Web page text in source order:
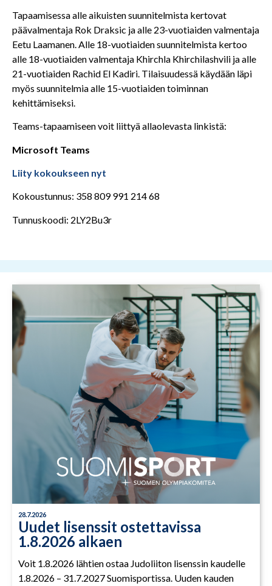
Tapaamisessa alle aikuisten suunnitelmista kertovat
päävalmentaja Rok Draksic ja alle 23-vuotiaiden valmentaja
Eetu Laamanen. Alle 18-vuotiaiden suunnitelmista kertoo
alle 18-vuotiaiden valmentaja Khirchla Khirchilashvili ja alle
21-vuotiaiden Rachid El Kadiri. Tilaisuudessä käydään läpi
myös suunnitelmia alle 15-vuotiaiden toiminnan
kehittämiseksi.
Teams-tapaamiseen voit liittyä allaolevasta linkistä:
Microsoft Teams
Liity kokoukseen nyt
Kokoustunnus: 358 809 991 214 68
Tunnuskoodi: 2LY2Bu3r
28.7.2026
Uudet lisenssit ostettavissa
1.8.2026 alkaen
Voit 1.8.2026 lähtien ostaa Judoliiton lisenssin kaudelle
1.8.2026 – 31.7.2027 Suomisportissa. Uuden kauden